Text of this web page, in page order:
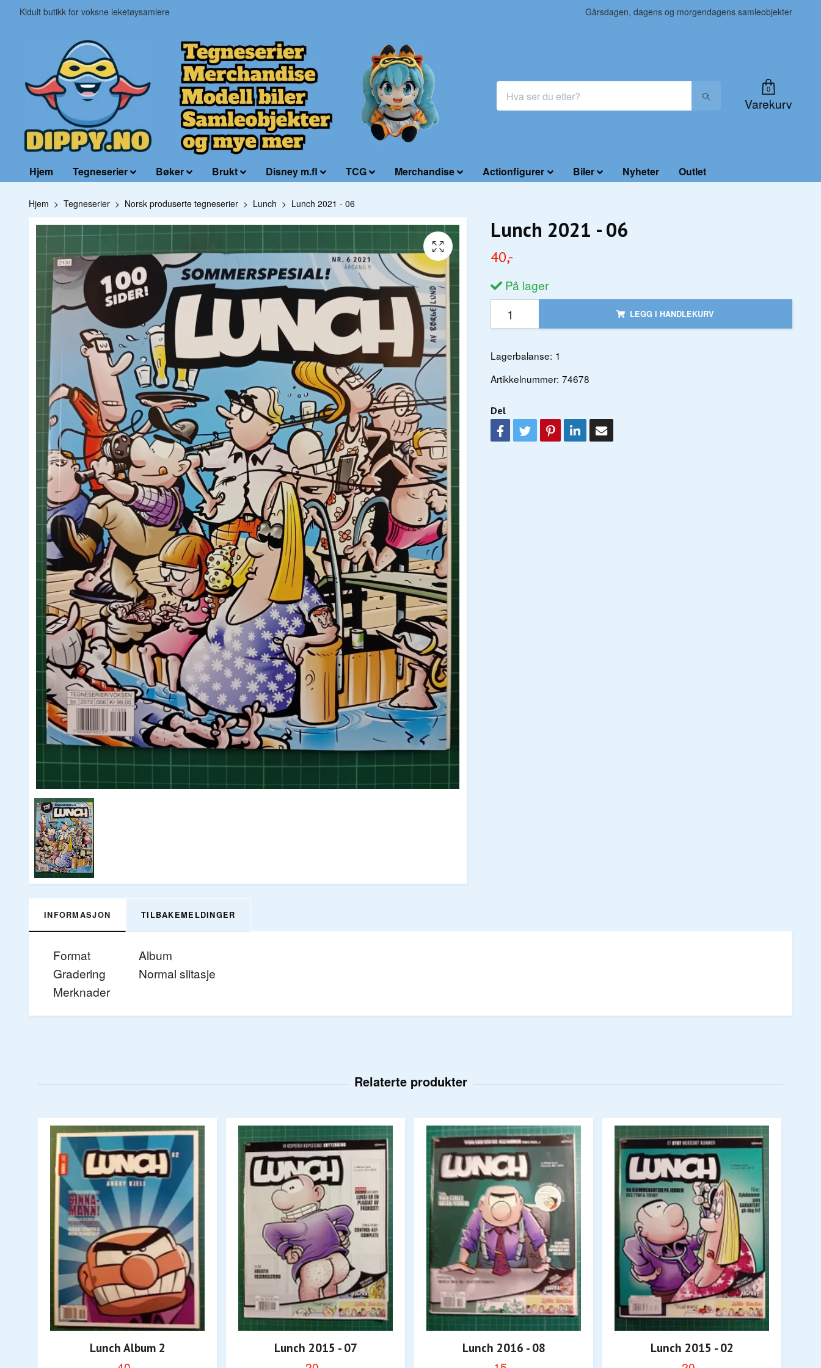
Kidult butikk for voksne leketøysamlere Gårsdagen, dagens og morgendagens samleobjekter
0
Varekurv
Hjem Tegneserier Bøker Brukt Disney m.fl TCG Merchandise Actionfigurer Biler Nyheter Outlet
Hjem Tegneserier Norsk produserte tegneserier Lunch Lunch 2021 - 06
Lunch 2021 - 06
40,-
På lager
LEGG I HANDLEKURV
Lagerbalanse: 1
Artikkelnummer: 74678
Del
INFORMASJON TILBAKEMELDINGER
Format
Album
Gradering
Normal slitasje
Merknader
Lunch Album 2 Lunch 2015 - 07 Lunch 2016 - 08 Lunch 2015 - 02